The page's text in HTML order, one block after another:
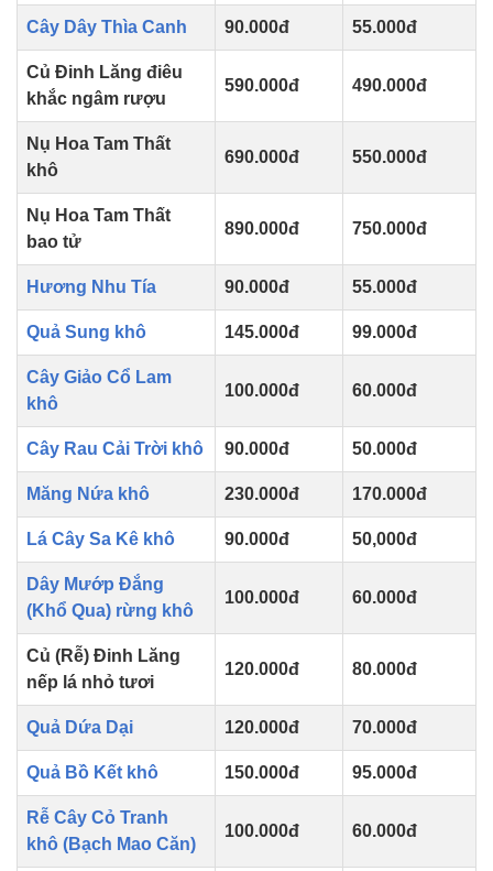
Cây Dây Thìa Canh 90.000đ 55.000đ
Củ Đinh Lăng điêu
khắc ngâm rượu
590.000đ 490.000đ
Nụ Hoa Tam Thất
khô
690.000đ 550.000đ
Nụ Hoa Tam Thất
bao tử
890.000đ 750.000đ
Hương Nhu Tía 90.000đ 55.000đ
Quả Sung khô 145.000đ 99.000đ
Cây Giảo Cổ Lam
khô
100.000đ 60.000đ
Cây Rau Cải Trời khô 90.000đ 50.000đ
Măng Nứa khô 230.000đ 170.000đ
Lá Cây Sa Kê khô 90.000đ 50,000đ
Dây Mướp Đắng
(Khổ Qua) rừng khô
100.000đ 60.000đ
Củ (Rễ) Đinh Lăng
nếp lá nhỏ tươi
120.000đ 80.000đ
Quả Dứa Dại 120.000đ 70.000đ
Quả Bồ Kết khô 150.000đ 95.000đ
Rễ Cây Cỏ Tranh
khô (Bạch Mao Căn)
100.000đ 60.000đ